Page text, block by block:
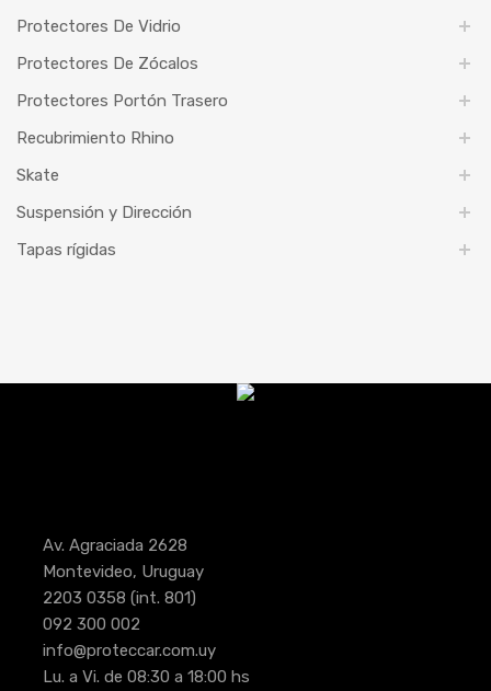
Protectores De Vidrio
Protectores De Zócalos
Protectores Portón Trasero
Recubrimiento Rhino
Skate
Suspensión y Dirección
Tapas rígidas
Av. Agraciada 2628
Montevideo, Uruguay
2203 0358 (int. 801)
092 300 002
info@proteccar.com.uy
Lu. a Vi. de 08:30 a 18:00 hs